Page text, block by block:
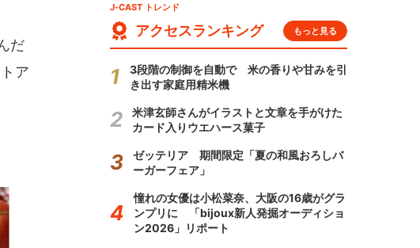
だ
ア
J-CAST トレンド
アクセスランキング もっと見る
3段階の制御を自動で 米の香りや甘みを引
き出す家庭用精米機
米津玄師さんがイラストと文章を手がけた
カード入りウエハース菓子
ゼッテリア 期間限定「夏の和風おろしバ
ーガーフェア」
憧れの女優は小松菜奈、大阪の16歳がグラ
ンプリに 「bijoux新人発掘オーディショ
ン2026」リポート